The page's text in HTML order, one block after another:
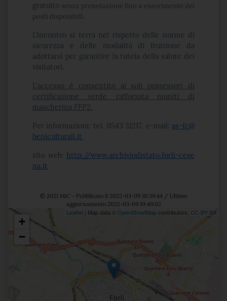
gratuito senza prenotazione fino a esaurimento dei
posti disponibili.
L’incontro si terrà nel rispetto delle norme di
sicurezza e delle modalità di fruizione da
adottarsi per garantire la tutela della salute dei
visitatori.
L'accesso è consentito ai soli possessori di
certificazione verde rafforzata muniti di
mascherina FFP2.
Per informazioni: tel. 0543 31217, e-mail: as-fc@
beniculturali.it
sito web: http://www.archiviodistato.forli-cese
na.it
© 2021 MiC - Pubblicato il 2022-03-09 10:39:44 / Ultimo
aggiornamento 2022-03-09 10:49:02
Posizione
+
−
Leaflet | Map data © OpenStreetMapcontributors, CC-BY-SA